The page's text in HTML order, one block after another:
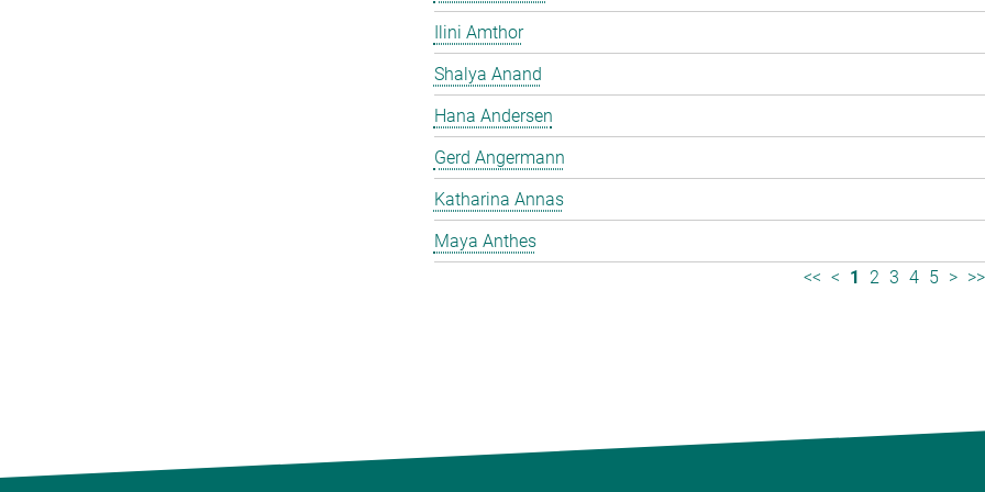
Ilini Amthor
Shalya Anand
Hana Andersen
Gerd Angermann
Katharina Annas
Maya Anthes
<< < 1 2 3 4 5 > >>